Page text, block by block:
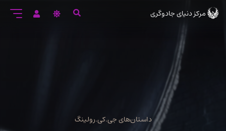
ورود
مرکز دنیای جادوگری
داستان‌های جی.کی.رولینگ